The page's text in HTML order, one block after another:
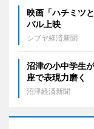
映画「ハチミツ
バル上映
シブヤ経済新聞
沼津の小中学生
座で表現力磨く
沼津経済新聞